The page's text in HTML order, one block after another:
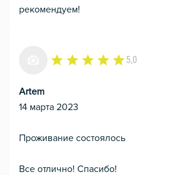
рекомендуем!
5,0
Artem
14 марта 2023
Проживание состоялось
Все отлично! Спасибо!